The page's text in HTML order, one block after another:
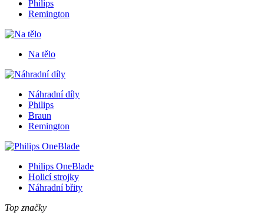
Philips
Remington
Na tělo
Náhradní díly
Philips
Braun
Remington
Philips OneBlade
Holicí strojky
Náhradní břity
Top značky